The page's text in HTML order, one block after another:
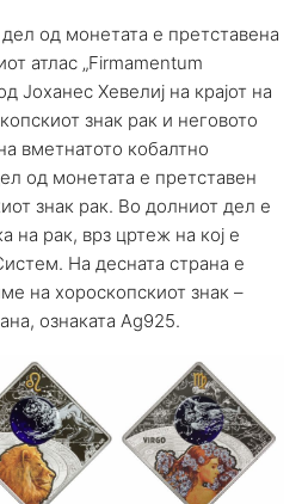
од монетата е претставена
атлас „Firmamentum
Јоханес Хевелиј на крајот на
знак рак и неговото
вметнатото кобалтно
од монетата е претставен
знак рак. Во долниот дел е
на рак, врз цртеж на кој е
На десната страна е
на хороскопскиот знак –
ознаката Ag925.